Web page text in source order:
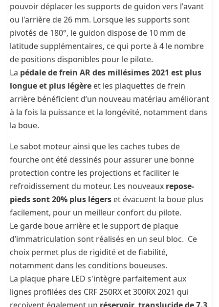
pouvoir déplacer les supports de guidon vers l'avant
ou l'arrière de 26 mm. Lorsque les supports sont
pivotés de 180°, le guidon dispose de 10 mm de
latitude supplémentaires, ce qui porte à 4 le nombre
de positions disponibles pour le pilote.
La pédale de frein AR des millésimes 2021 est plus
longue et plus légère et les plaquettes de frein
arrière bénéficient d’un nouveau matériau améliorant
à la fois la puissance et la longévité, notamment dans
la boue.
Le sabot moteur ainsi que les caches tubes de
fourche ont été dessinés pour assurer une bonne
protection contre les projections et faciliter le
refroidissement du moteur. Les nouveaux repose-
pieds sont 20% plus légers et évacuent la boue plus
facilement, pour un meilleur confort du pilote.
Le garde boue arrière et le support de plaque
d’immatriculation sont réalisés en un seul bloc. Ce
choix permet plus de rigidité et de fiabilité,
notamment dans les conditions boueuses.
La plaque phare LED s'intègre parfaitement aux
lignes profilées des CRF 250RX et 300RX 2021 qui